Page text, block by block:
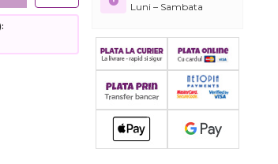
Luni – Sambata